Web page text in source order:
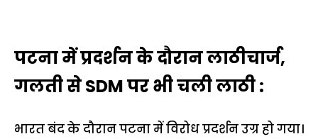
पटना में प्रदर्शन के दौरान लाठीचार्ज,
गलती से SDM पर भी चली लाठी :
भारत बंद के दौरान पटना में विरोध प्रदर्शन उग्र हो गया।